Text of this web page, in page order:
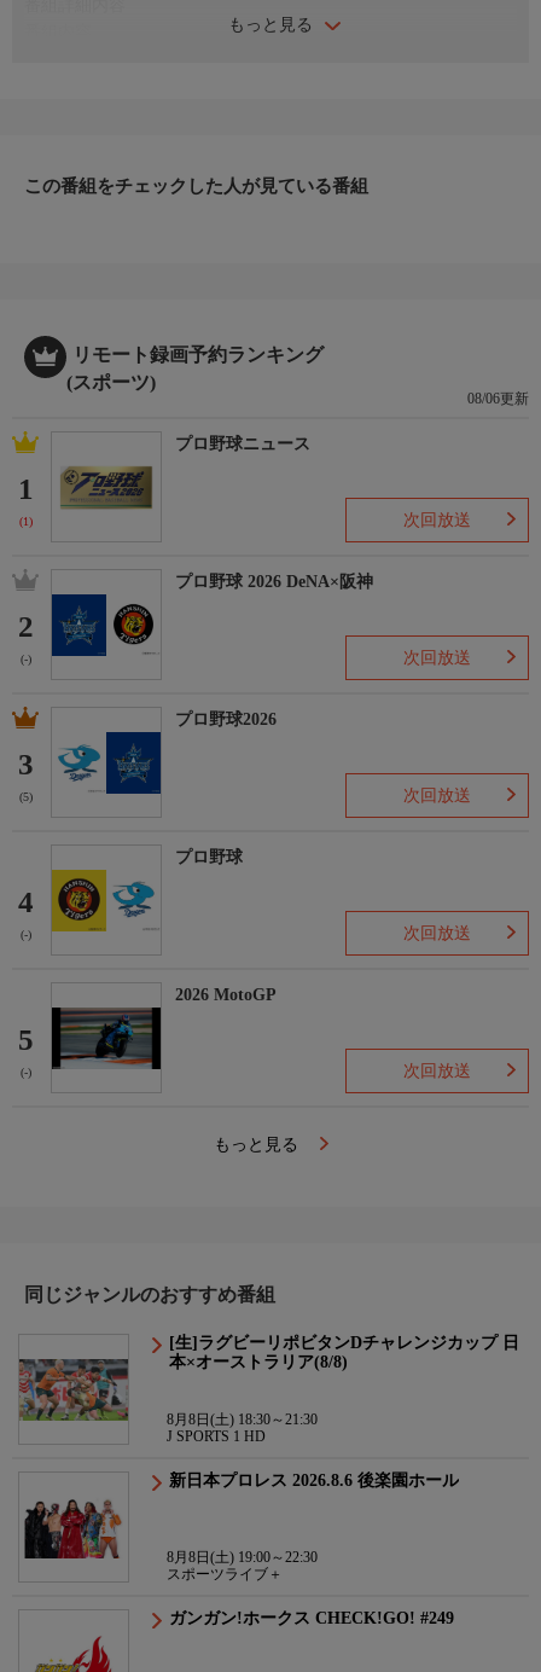
もっと見る
選手たち。その全てが世界最高峰！
この番組をチェックした人が見ている番組
リモート録画予約ランキング
(スポーツ)
08/06更新
1
(1)
プロ野球ニュース
次回放送
2
(-)
プロ野球 2026 DeNA×阪神
次回放送
3
(5)
プロ野球2026
次回放送
4
(-)
プロ野球
次回放送
5
(-)
2026 MotoGP
次回放送
もっと見る
同じジャンルのおすすめ番組
[生]ラグビーリポビタンDチャレンジカップ 日
本×オーストラリア(8/8)
8月8日(土) 18:30～21:30
J SPORTS 1 HD
新日本プロレス 2026.8.6 後楽園ホール
8月8日(土) 19:00～22:30
スポーツライブ＋
ガンガン!ホークス CHECK!GO! #249